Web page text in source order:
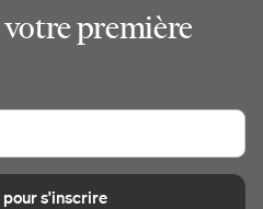
votre première
s'inscrire